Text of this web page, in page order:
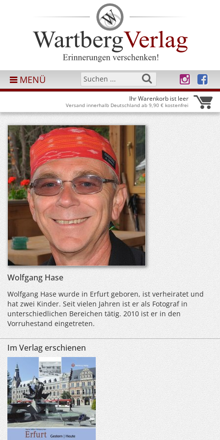
MENÜ
Ihr Warenkorb ist leer
Versand innerhalb Deutschland ab 9,90 € kostenfrei
Wolfgang Hase
Wolfgang Hase wurde in Erfurt geboren, ist verheiratet und
hat zwei Kinder. Seit vielen Jahren ist er als Fotograf in
unterschiedlichen Bereichen tätig. 2010 ist er in den
Vorruhestand eingetreten.
Im Verlag erschienen